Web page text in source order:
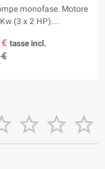
monofase. Motore
(3 x 2 HP)....
tasse incl.
  